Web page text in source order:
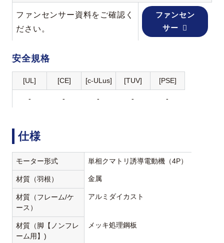
ファンセンサー資料をご確認く
ださい。
ファンセン
サー
安全規格
[UL] [CE] [c-ULus] [TUV] [PSE]
- - - - -
仕様
モーター形式 単相クマトリ誘導電動機（4P）
材質（羽根） 金属
材質（フレーム/ケ
ース）
アルミダイカスト
材質（脚【ノンフレ
ーム用】)
メッキ処理鋼板